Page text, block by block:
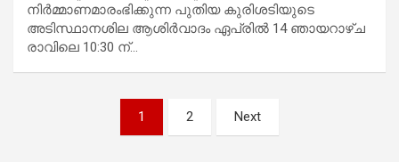
നിര്‍മ്മാണമാരംഭിക്കുന്ന പുതിയ കുരിശടിയുടെ
അടിസ്ഥാനശില ആശിര്‍വാദം ഏപ്രില്‍ 14 ഞായറാഴ്ച
രാവിലെ 10:30 ന്…
1 2 Next